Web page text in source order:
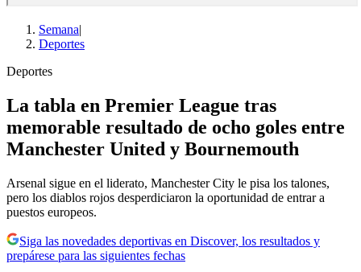
Semana|
Deportes
Deportes
La tabla en Premier League tras
memorable resultado de ocho goles entre
Manchester United y Bournemouth
Arsenal sigue en el liderato, Manchester City le pisa los talones,
pero los diablos rojos desperdiciaron la oportunidad de entrar a
puestos europeos.
Siga las novedades deportivas en Discover, los resultados y
prepárese para las siguientes fechas